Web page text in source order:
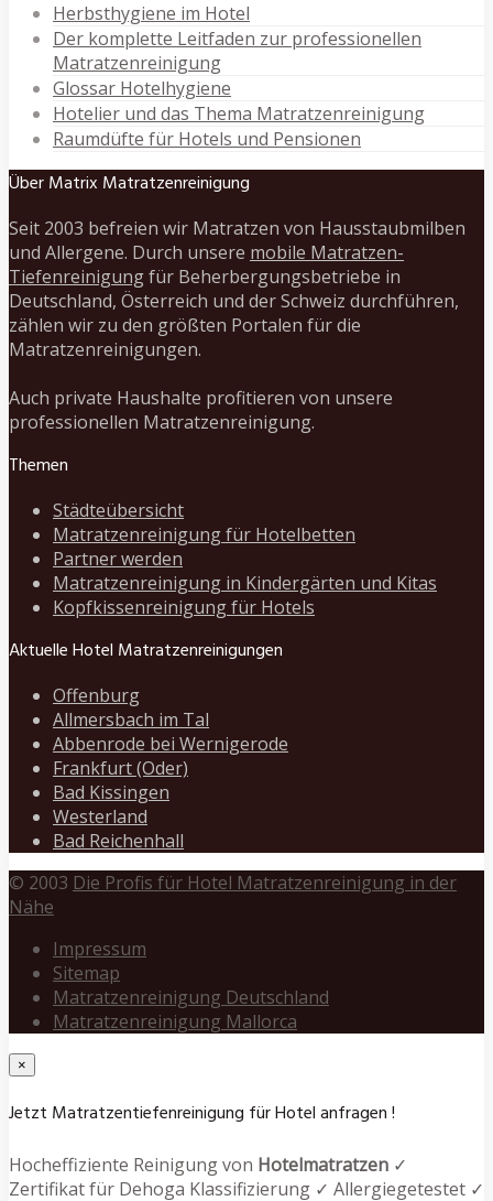
Herbsthygiene im Hotel
Der komplette Leitfaden zur professionellen
Matratzenreinigung
Glossar Hotelhygiene
Hotelier und das Thema Matratzenreinigung
Raumdüfte für Hotels und Pensionen
Über Matrix Matratzenreinigung
Seit 2003 befreien wir Matratzen von Hausstaubmilben
und Allergene. Durch unsere mobile Matratzen-
Tiefenreinigungfür Beherbergungsbetriebe in
Deutschland, Österreich und der Schweiz durchführen,
zählen wir zu den größten Portalen für die
Matratzenreinigungen.
Auch private Haushalte profitieren von unsere
professionellen Matratzenreinigung.
Themen
Städteübersicht
Matratzenreinigung für Hotelbetten
Partner werden
Matratzenreinigung in Kindergärten und Kitas
Kopfkissenreinigung für Hotels
Aktuelle Hotel Matratzenreinigungen
Offenburg
Allmersbach im Tal
Abbenrode bei Wernigerode
Frankfurt (Oder)
Bad Kissingen
Westerland
Bad Reichenhall
© 2003 Die Profis für Hotel Matratzenreinigung in der
Nähe
Impressum
Sitemap
Matratzenreinigung Deutschland
Matratzenreinigung Mallorca
×
Jetzt Matratzentiefenreinigung für Hotel anfragen !
Hocheffiziente Reinigung von Hotelmatratzen ✓
Zertifikat für Dehoga Klassifizierung ✓ Allergiegetestet ✓